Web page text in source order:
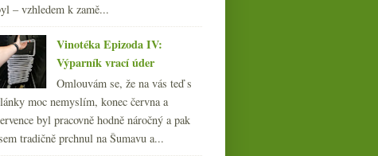
– vzhledem k zamě...
Vinotéka Epizoda IV:
Výparník vrací úder
Omlouvám se, že na vás teď s
moc nemyslím, konec června a
byl pracovně hodně náročný a pak
tradičně prchnul na Šumavu a...